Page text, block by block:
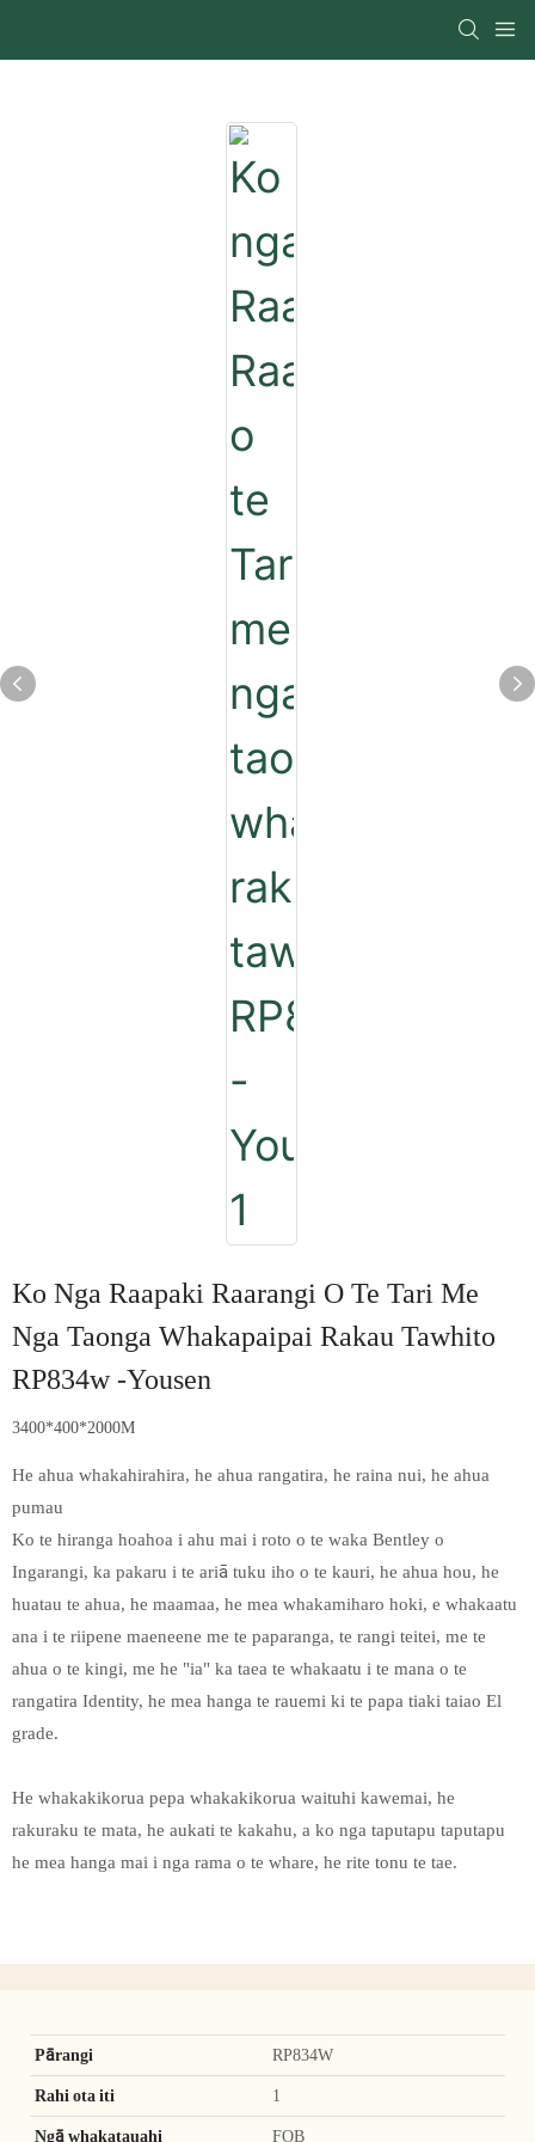
Ko Nga Raapaki Raarangi O Te Tari Me
Nga Taonga Whakapaipai Rakau Tawhito
RP834w -Yousen
3400*400*2000M
He ahua whakahirahira, he ahua rangatira, he raina nui, he ahua
pumau
Ko te hiranga hoahoa i ahu mai i roto o te waka Bentley o
Ingarangi, ka pakaru i te ariā tuku iho o te kauri, he ahua hou, he
huatau te ahua, he maamaa, he mea whakamiharo hoki, e whakaatu
ana i te riipene maeneene me te paparanga, te rangi teitei, me te
ahua o te kingi, me he "ia" ka taea te whakaatu i te mana o te
rangatira Identity, he mea hanga te rauemi ki te papa tiaki taiao El
grade.
He whakakikorua pepa whakakikorua waituhi kawemai, he
rakuraku te mata, he aukati te kakahu, a ko nga taputapu taputapu
he mea hanga mai i nga rama o te whare, he rite tonu te tae.
Pārangi RP834W
Rahi ota iti 1
Ngā whakatauahi FOB